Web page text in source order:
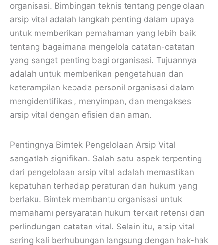
organisasi. Bimbingan teknis tentang pengelolaan
arsip vital adalah langkah penting dalam upaya
untuk memberikan pemahaman yang lebih baik
tentang bagaimana mengelola catatan-catatan
yang sangat penting bagi organisasi. Tujuannya
adalah untuk memberikan pengetahuan dan
keterampilan kepada personil organisasi dalam
mengidentifikasi, menyimpan, dan mengakses
arsip vital dengan efisien dan aman.
Pentingnya Bimtek Pengelolaan Arsip Vital
sangatlah signifikan. Salah satu aspek terpenting
dari pengelolaan arsip vital adalah memastikan
kepatuhan terhadap peraturan dan hukum yang
berlaku. Bimtek membantu organisasi untuk
memahami persyaratan hukum terkait retensi dan
perlindungan catatan vital. Selain itu, arsip vital
sering kali berhubungan langsung dengan hak-hak